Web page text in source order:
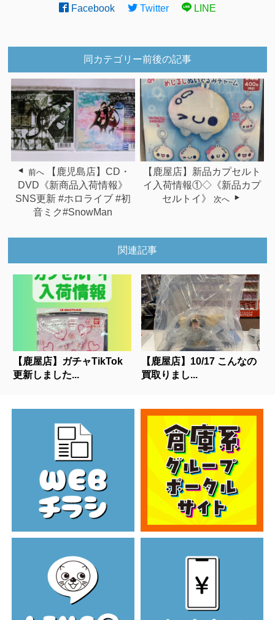
Facebook Twitter LINE
同カテゴリー前後の記事
前へ
【鹿児島店】CD・
DVD《新商品入荷情報》
SNS更新 #ホロライブ #初
音ミク#SnowMan
【鹿屋店】新品カプセルト
イ入荷情報①◇《新品カプ
セルトイ》
次へ
関連記事
【鹿屋店】ガチャTikTok
更新しました...
【鹿屋店】10/17 こんなの
買取りまし...